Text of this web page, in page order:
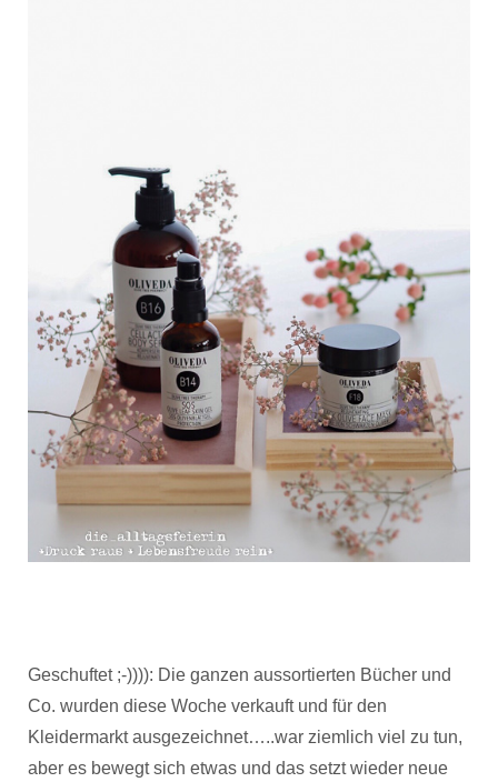
Geschuftet ;-)))): Die ganzen aussortierten Bücher und
Co. wurden diese Woche verkauft und für den
Kleidermarkt ausgezeichnet…..war ziemlich viel zu tun,
aber es bewegt sich etwas und das setzt wieder neue